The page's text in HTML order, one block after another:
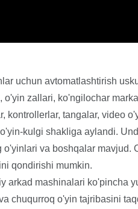
uchun avtomatlashtirish
zallari, ko'ngilochar
kontrollerlar, tangalar, video
kulgi shakliga aylandi.
va boshqalar mavjud.
qondirishi mumkin.
arkad mashinalari ko'pincha
chuqurroq o'yin tajribasini